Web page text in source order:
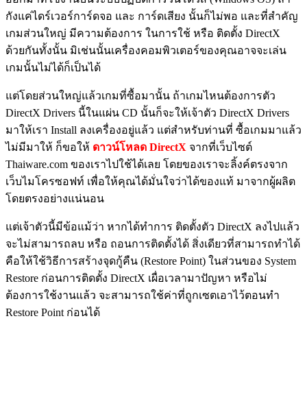
กังแค่ไดร์เวอร์การ์ดจอ และ การ์ดเสียง นั้นก็ไม่พอ และที่สำคัญ
เกมส่วนใหญ่ มีความต้องการ ในการใช้ หรือ ติดตั้ง DirectX
ด้วยกันทั้งนั้น มิเช่นนั้นเครื่องคอมพิวเตอร์ของคุณอาจจะเล่น
เกมนั้นไม่ได้ก็เป็นได้
แต่โดยส่วนใหญ่แล้วเกมที่ซื้อมานั้น ถ้าเกมไหนต้องการตัว
DirectX Drivers นี้ในแผ่น CD นั้นก็จะให้เจ้าตัว DirectX Drivers
มาให้เรา Install ลงเครื่องอยู่แล้ว แต่สำหรับท่านที่ ซื้อเกมมาแล้ว
ไม่มีมาให้ ก็ขอให้ ดาวน์โหลด DirectX จากที่เว็บไซต์
Thaiware.com ของเราไปใช้ได้เลย โดยของเราจะลิ้งค์ตรงจาก
เว็บไมโครซอฟท์ เพื่อให้คุณได้มั่นใจว่าได้ของแท้ มาจากผู้ผลิต
โดยตรงอย่างแน่นอน
แต่เจ้าตัวนี้มีข้อแม้ว่า หากได้ทำการ ติดตั้งตัว DirectX ลงไปแล้ว
จะไม่สามารถลบ หรือ ถอนการติดตั้งได้ สิ่งเดียวที่สามารถทำได้
คือให้ใช้วิธีการสร้างจุดกู้คืน (Restore Point) ในส่วนของ System
Restore ก่อนการติดตั้ง DirectX เผื่อเวลามาปัญหา หรือไม่
ต้องการใช้งานแล้ว จะสามารถใช้ค่าที่ถูกเซตเอาไว้ตอนทำ
Restore Point ก่อนได้